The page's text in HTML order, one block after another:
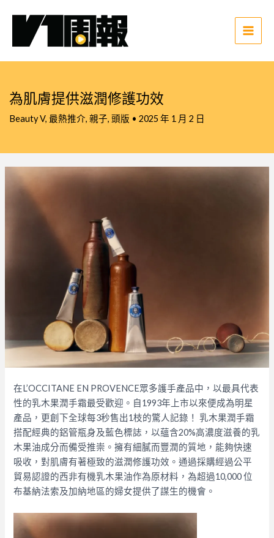
Main
為肌膚提供滋潤修護功效
Beauty V, 最熱推介, 親子, 頭版 • 2025 年 1 月 2 日
在L’OCCITANE EN PROVENCE眾多護手產品中，以最具代表
性的乳木果潤手霜最受歡迎。自1993年上市以來便成為明星
產品，更創下全球每3秒售出1枝的驚人記錄！ 乳木果潤手霜
搭配經典的鋁管瓶身及藍色標誌，以蘊含20%高濃度滋養的乳
木果油成分而備受推崇。擁有細膩而豐潤的質地，能夠快速
吸收，對肌膚有著極致的滋潤修護功效。通過採購經過公平
貿易認證的西非有機乳木果油作為原材料，為超過10,000 位
布基納法索及加納地區的婦女提供了謀生的機會。